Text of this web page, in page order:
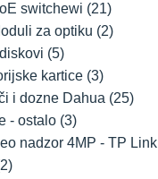
switchewi (21)
za optiku (2)
(5)
kartice (3)
i dozne Dahua (25)
- ostalo (3)
nadzor 4MP - TP Link